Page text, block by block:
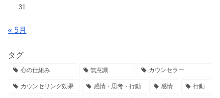
31
« 5月
タグ
心の仕組み 無意識 カウンセラー
カウンセリング効果 感情・思考・行動 感情 行動